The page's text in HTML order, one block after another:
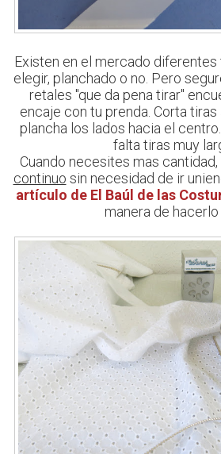
Existen en el mercado
elegir, planchado o no. Pero
retales "que da pena tirar"
encaje con tu prenda. Corta
plancha los lados hacia el
falta tiras muy
Cuando necesites mas cantidad,
continuo sin necesidad de ir
artículo de El Baúl de las
manera de hacerlo